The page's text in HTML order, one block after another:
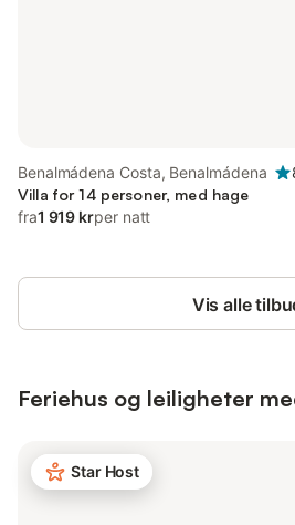
Benalmádena Costa, Benalmádena
Villa for 14 personer, med hage
fra1 919 krper natt
Vis alle
Feriehus og leiligheter
Star Host